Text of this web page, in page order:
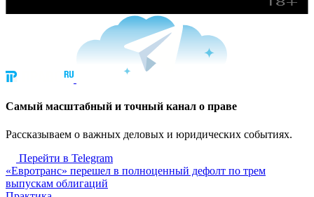
Cамый масштабный и точный канал о праве
Рассказываем о важных деловых и юридических событиях.
Перейти в Telegram
«Евротранс» перешел в полноценный дефолт по трем
выпускам облигаций